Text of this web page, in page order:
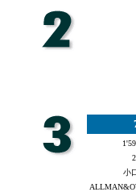
小